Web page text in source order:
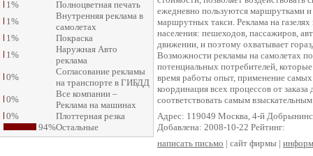
1%
Полноцветная печать
1%
Внутренняя реклама в
самолетах
1%
Покраска
1%
Наружная Авто
реклама
0%
Согласование рекламы
на транспорте в ГИБДД
0%
Все компании –
Реклама на машинах
0%
Плоттерная резка
94%Остальные
ежедневно пользуются маршрутками
маршрутных такси. Реклама на
населения: пешеходов, пассажиров,
движении, и поэтому охватывает
Возможности рекламы на самолетах
потенциальных потребителей,
время работы опыт, применение
координация всех процессов от
соответствовать самым
Адрес: 119049 Москва, 4-й
Добавлена: 2008-10-22 Рейтинг:
написать письмо | сайт фирмы |